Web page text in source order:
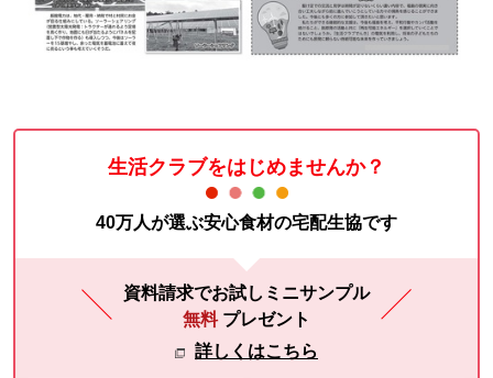
生活クラブをはじめませんか？
40万人が選ぶ安心食材の宅配生協です
資料請求でお試しミニサンプル
無料 プレゼント
詳しくはこちら